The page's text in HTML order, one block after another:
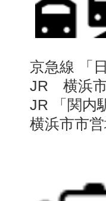
京急線 「
JR 横浜市
JR 「関内
横浜市市